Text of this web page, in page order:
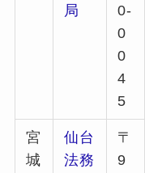
局
0-
0
0
4
5
宮
城
仙台
法務
〒
9